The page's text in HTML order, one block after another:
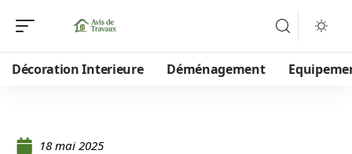
Décoration Interieure Déménagement
18 mai 2025